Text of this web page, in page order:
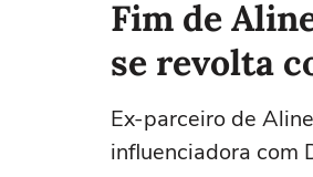
Fim de
se revolta
Ex-parceiro de
influenciadora com